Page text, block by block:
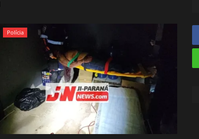
Polícia